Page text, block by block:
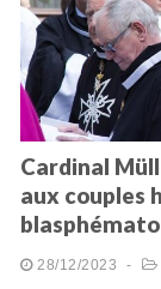
Cardinal
aux couples
28/12/2023 -